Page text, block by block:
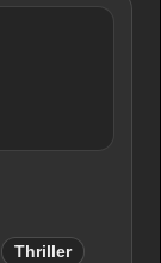
Thriller